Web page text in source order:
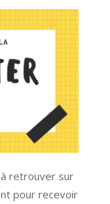
retrouver sur
pour recevoir